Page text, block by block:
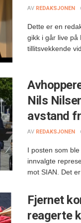
AV REDAKSJONEN
Dette er en
gikk i går live på
tillitsvekkende
Nils
avstand
AV REDAKSJONEN
I posten som
innvalgte
mot SIAN. Det
Fjernet
reagerte